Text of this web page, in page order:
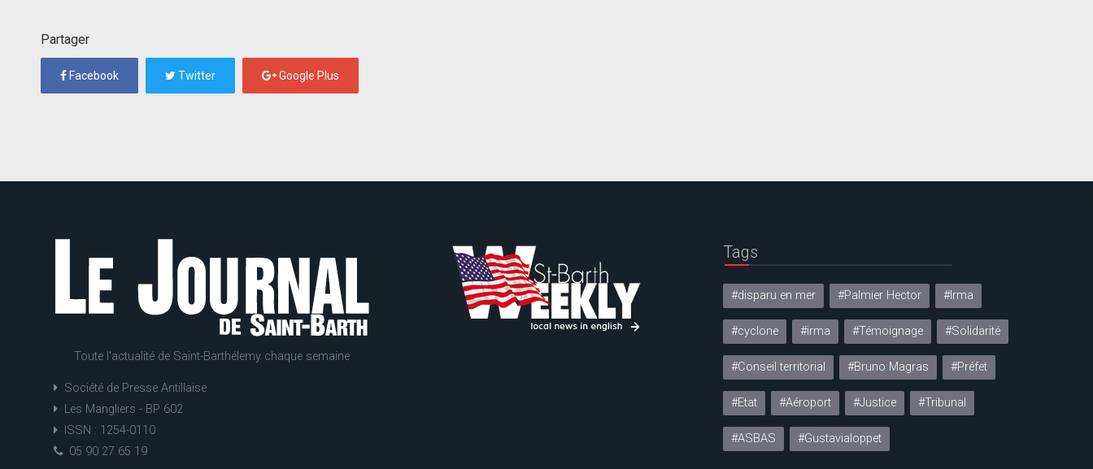
Partager
Facebook Twitter Google Plus
Toute l'actualité de Saint-Barthélemy chaque semaine
Société de Presse Antillaise
Les Mangliers - BP 602
ISSN : 1254-0110
05 90 27 65 19
Tags
#disparu en mer #Palmier Hector #Irma
#cyclone #irma #Témoignage #Solidarité
#Conseil territorial #Bruno Magras #Préfet
#Etat #Aéroport #Justice #Tribunal
#ASBAS #Gustavialoppet